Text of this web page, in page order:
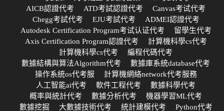
AICB認證代考
ATD考試認證代考
Canvas考试代考
Chegg考試代考
EJU考試代考
ADMEI認證代考
Autodesk Certification Program考试认证代考
留學生代考
Axis Certification Program認證代考
計算機科學cs代考
計算機科學cs代考
編程代碼代考
數據結構與算法Algorithm代考
數據庫系統database代考
操作系統os代考服
計算機網絡network代考服務
人工智能ai代考
軟件工程代考
數據科學代考
概率與統計代考
數據分析代考
機器學習ML代考
數據挖掘
大數據技術代考 統計建模代考
Python代考